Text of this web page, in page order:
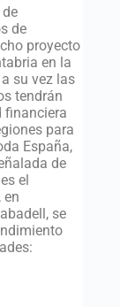
de
proyecto
en la
su vez las
tendrán
financiera
para
España,
de
el
en
se